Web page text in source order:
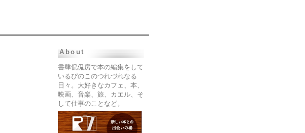
About
書肆侃侃房で本の編集をして
いるぴのこのつれづれなる
日々。大好きなカフェ、本、
映画、音楽、旅、カエル、そ
して仕事のことなど。